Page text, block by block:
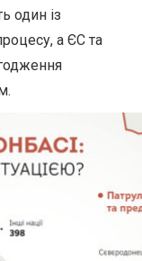
один із
а ЄС та